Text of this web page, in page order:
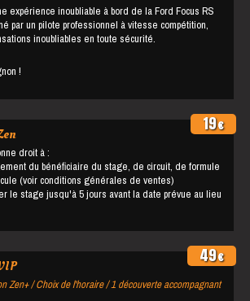
expérience inoubliable à bord de la Ford Focus RS
par un pilote professionnel à vitesse compétition,
inoubliables en toute sécurité.
!
19€
droit à :
du bénéficiaire du stage, de circuit, de formule
(voir conditions générales de ventes)
le stage jusqu'à 5 jours avant la date prévue au lieu
49€
Zen+ / Choix de l'horaire / 1 découverte accompagnant